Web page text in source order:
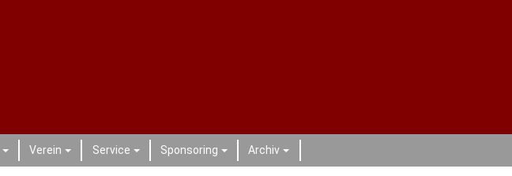
+ +
Verein
+
Service
+
Sponsoring
+
Archiv